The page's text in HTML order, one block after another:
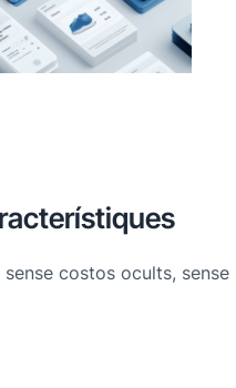
costos ocults, sense